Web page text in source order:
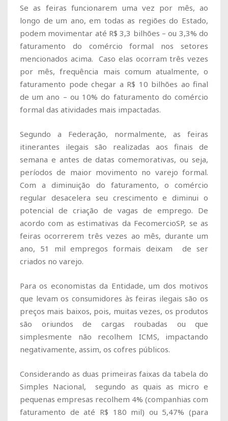
Se as feiras funcionarem uma vez por mês, ao
longo de um ano, em todas as regiões do Estado,
podem movimentar até R$ 3,3 bilhões – ou 3,3% do
faturamento do comércio formal nos setores
mencionados acima. Caso elas ocorram três vezes
por mês, frequência mais comum atualmente, o
faturamento pode chegar a R$ 10 bilhões ao final
de um ano – ou 10% do faturamento do comércio
formal das atividades mais impactadas.
Segundo a Federação, normalmente, as feiras
itinerantes ilegais são realizadas aos finais de
semana e antes de datas comemorativas, ou seja,
períodos de maior movimento no varejo formal.
Com a diminuição do faturamento, o comércio
regular desacelera seu crescimento e diminui o
potencial de criação de vagas de emprego. De
acordo com as estimativas da FecomercioSP, se as
feiras ocorrerem três vezes ao mês, durante um
ano, 51 mil empregos formais deixam de ser
criados no varejo.
Para os economistas da Entidade, um dos motivos
que levam os consumidores às feiras ilegais são os
preços mais baixos, pois, muitas vezes, os produtos
são oriundos de cargas roubadas ou que
simplesmente não recolhem ICMS, impactando
negativamente, assim, os cofres públicos.
Considerando as duas primeiras faixas da tabela do
Simples Nacional, segundo as quais as micro e
pequenas empresas recolhem 4% (companhias com
faturamento de até R$ 180 mil) ou 5,47% (para